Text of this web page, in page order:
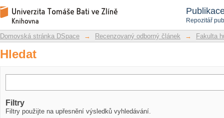
Repozitář
Hledat
Repozitář DSpace/Manakin
Domovská stránka DSpace → Recenzovaný odborný článek → Fakulta
Hledat
Filtry
Filtry použijte na upřesnění výsledků vyhledávání.